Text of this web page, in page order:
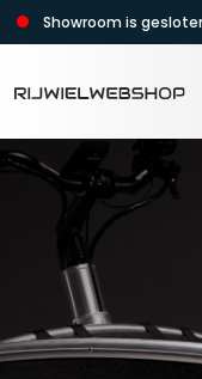
Zoeken
Showroom is